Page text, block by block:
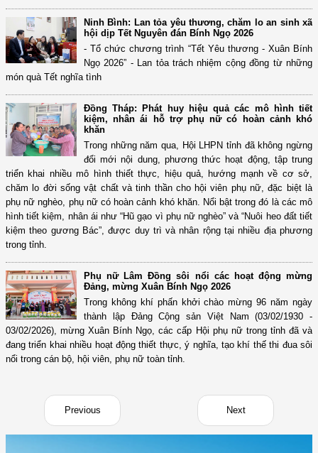
Ninh Bình: Lan tỏa yêu thương, chăm lo an sinh xã
hội dịp Tết Nguyên đán Bính Ngọ 2026
- Tổ chức chương trình “Tết Yêu thương - Xuân Bính
Ngọ 2026” - Lan tỏa trách nhiệm cộng đồng từ những
món quà Tết nghĩa tình
Đồng Tháp: Phát huy hiệu quả các mô hình tiết
kiệm, nhân ái hỗ trợ phụ nữ có hoàn cảnh khó
khăn
Trong những năm qua, Hội LHPN tỉnh đã không ngừng
đổi mới nội dung, phương thức hoạt động, tập trung
triển khai nhiều mô hình thiết thực, hiệu quả, hướng mạnh về cơ sở,
chăm lo đời sống vật chất và tinh thần cho hội viên phụ nữ, đặc biệt là
phụ nữ nghèo, phụ nữ có hoàn cảnh khó khăn. Nổi bật trong đó là các mô
hình tiết kiệm, nhân ái như “Hũ gạo vì phụ nữ nghèo” và “Nuôi heo đất tiết
kiệm theo gương Bác”, được duy trì và nhân rộng tại nhiều địa phương
trong tỉnh.
Phụ nữ Lâm Đồng sôi nổi các hoạt động mừng
Đảng, mừng Xuân Bính Ngọ 2026
Trong không khí phấn khởi chào mừng 96 năm ngày
thành lập Đảng Cộng sản Việt Nam (03/02/1930 -
03/02/2026), mừng Xuân Bính Ngọ, các cấp Hội phụ nữ trong tỉnh đã và
đang triển khai nhiều hoạt động thiết thực, ý nghĩa, tạo khí thế thi đua sôi
nổi trong cán bộ, hội viên, phụ nữ toàn tỉnh.
Previous Next